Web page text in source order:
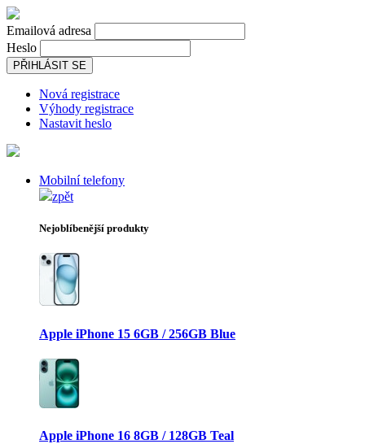
Emailová adresa
Heslo
PŘIHLÁSIT SE
Nová registrace
Výhody registrace
Nastavit heslo
Mobilní telefony
zpět
Nejoblíbenější produkty
Apple iPhone 15 6GB / 256GB Blue
Apple iPhone 16 8GB / 128GB Teal